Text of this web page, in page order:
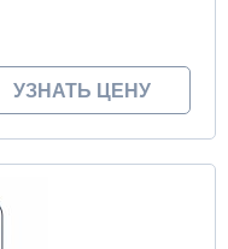
УЗНАТЬ ЦЕНУ